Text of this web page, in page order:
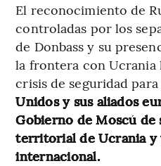
El reconocimiento de
controladas por los
de Donbass y su
la frontera con Ucrania
crisis de seguridad
Unidos y sus aliados
Gobierno de Moscú de
territorial de Ucrania y
internacional.